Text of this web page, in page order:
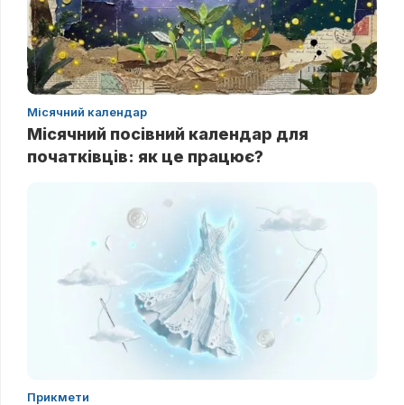
Місячний календар
Місячний посівний календар для
початківців: як це працює?
Прикмети